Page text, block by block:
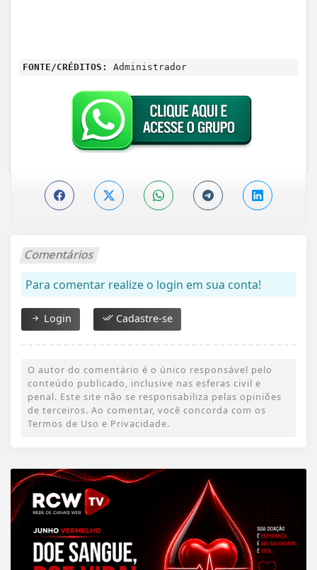
FONTE/CRÉDITOS: Administrador
Comentários
Para comentar realize o login em sua conta!
Login Cadastre-se
O autor do comentário é o único responsável pelo
conteúdo publicado, inclusive nas esferas civil e
penal. Este site não se responsabiliza pelas opiniões
de terceiros. Ao comentar, você concorda com os
Termos de Uso e Privacidade.